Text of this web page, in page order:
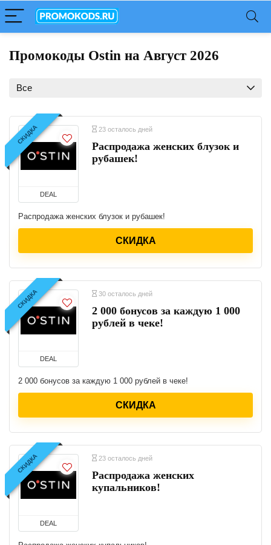
Промокоды Ostin на Август 2026
Все
СКИДКА
DEAL
23 осталось дней
Распродажа женских блузок и
рубашек!
Распродажа женских блузок и рубашек!
СКИДКА
СКИДКА
DEAL
30 осталось дней
2 000 бонусов за каждую 1 000
рублей в чеке!
2 000 бонусов за каждую 1 000 рублей в чеке!
СКИДКА
СКИДКА
DEAL
23 осталось дней
Распродажа женских
купальников!